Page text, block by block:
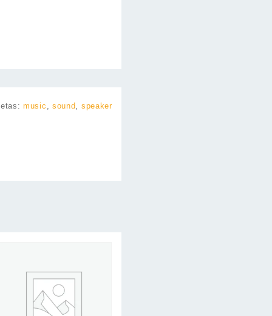
music sound speaker